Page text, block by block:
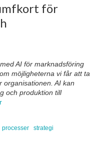
för
AI för marknadsföring
möjligheterna vi får att ta
organisationen. AI kan
och produktion till
processer strategi